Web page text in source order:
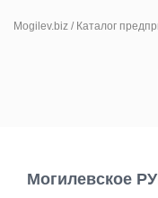
Mogilev.biz / Каталог
Могилевское